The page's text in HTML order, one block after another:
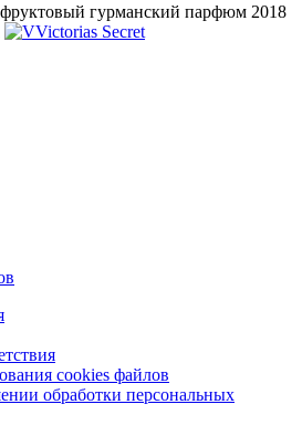
гурманский парфюм 2018
cookies файлов
обработки персональных